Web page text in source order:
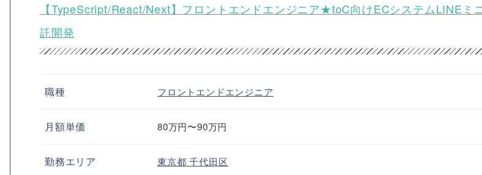
【TypeScript/React/Next】フロントエンドエンジニア★toC向けECシステムLINEミ
託開発
職種 フロントエンドエンジニア
月額単価 80万円〜90万円
勤務エリア 東京都千代田区